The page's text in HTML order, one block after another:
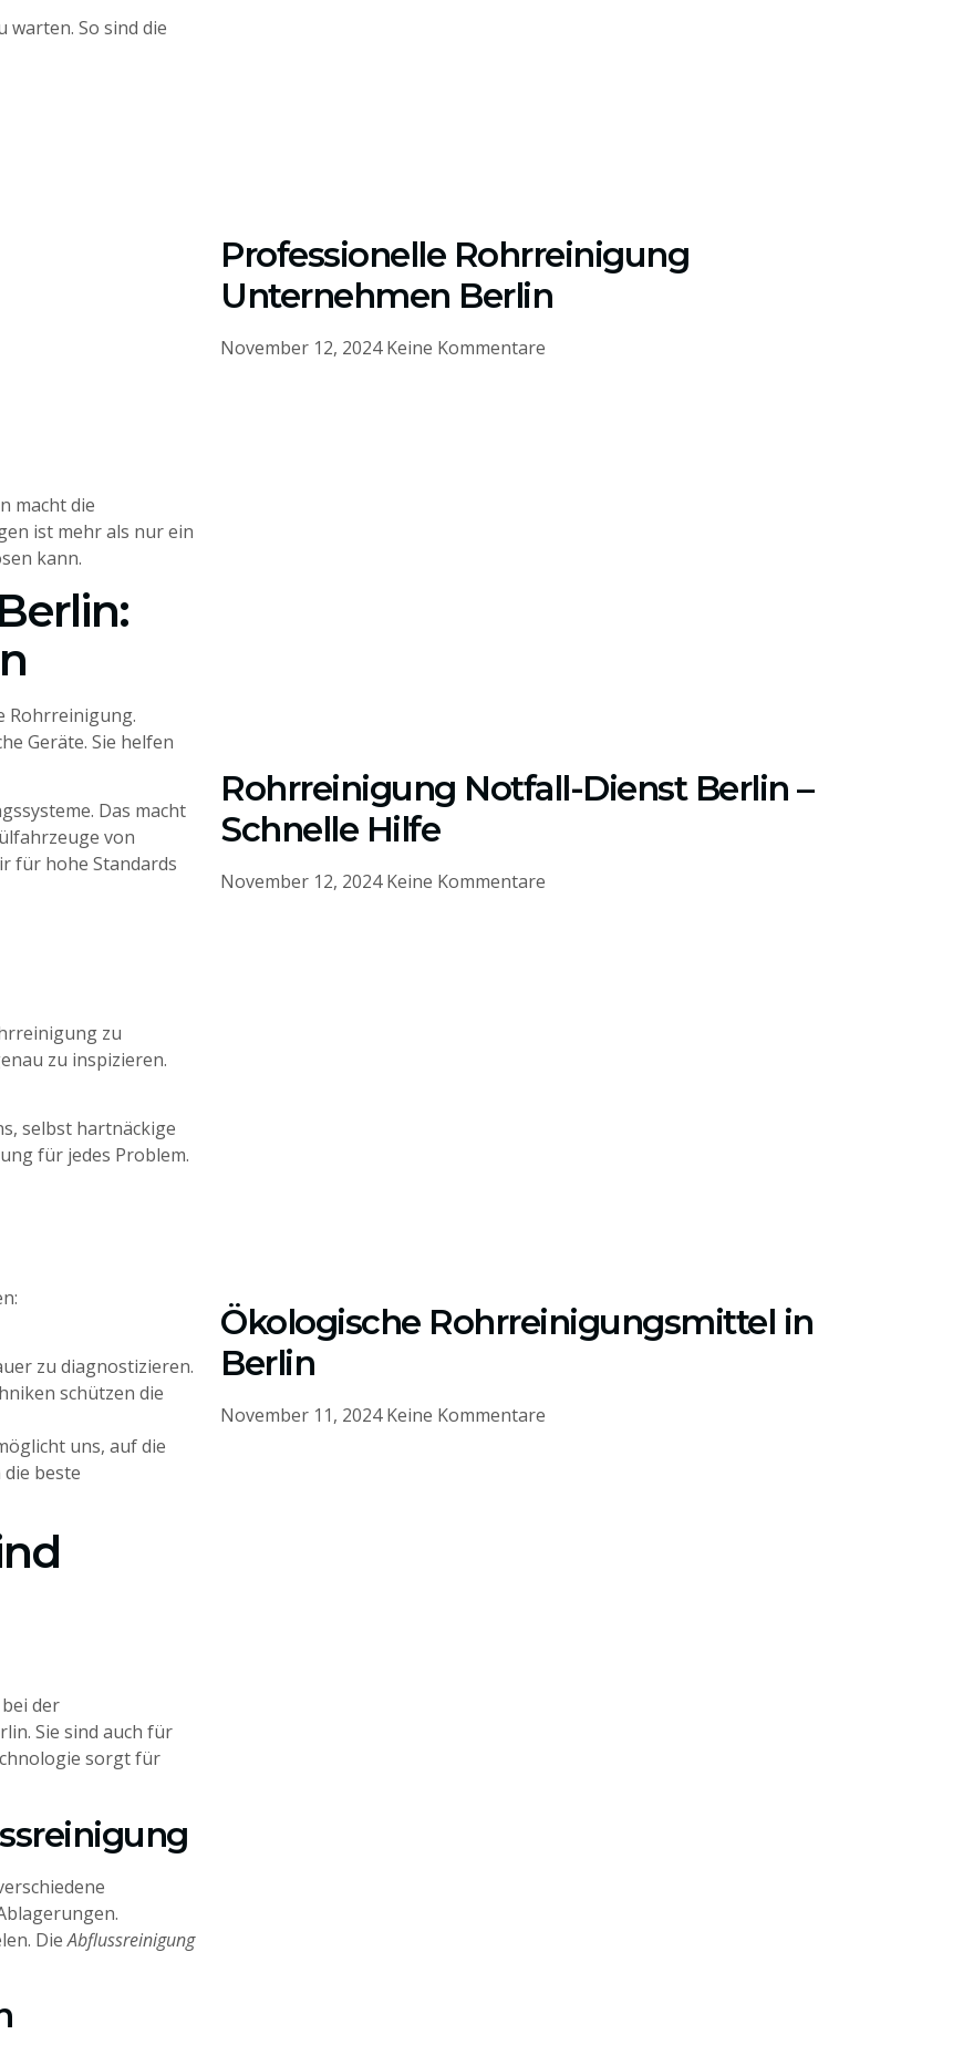
warten. So sind die
macht die
ist mehr als nur ein
kann.
Rohrreinigung.
Geräte. Sie helfen
Das macht
von
für hohe Standards
zu
zu inspizieren.
selbst hartnäckige
für jedes Problem.
zu diagnostizieren.
schützen die
uns, auf die
beste
der
Sie sind auch für
sorgt für
DieAbflussreinigung
Professionelle Rohrreinigung
Unternehmen Berlin
November 12, 2024Keine Kommentare
Rohrreinigung Notfall-Dienst Berlin –
Schnelle Hilfe
November 12, 2024Keine Kommentare
Ökologische Rohrreinigungsmittel in
Berlin
November 11, 2024Keine Kommentare